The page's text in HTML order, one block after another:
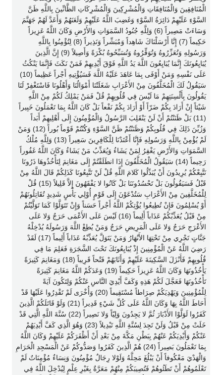
الْمُنَافِقِينَ وَالْمُنَافِقَاتِ وَالْمُشْرِكِينَ وَالْمُشْرِكَاتِ الظَّانِّينَ بِاللَّهِ ظَنَّ
السَّوْءِ عَلَيْهِمْ دَائِرَةُ السَّوْءِ وَغَضِبَ اللَّهُ عَلَيْهِمْ وَلَعَنَهُمْ وَأَعَدَّ لَهُمْ جَهَنَّمَ
وَسَاءَتْ مَصِيراً (6) وَلِلَّهِ جُنُودُ السَّمَوَاتِ وَالأَرْضِ وَكَانَ اللَّهُ عَزِيزاً
حَكِيماً (7) إِنَّا أَرْسَلْنَاكَ شَاهِداً وَمُبَشِّراً وَنَذِيراً (8) لِتُؤْمِنُوا بِاللَّهِ
وَرَسُولِهِ وَتُعَزِّرُوهُ وَتُوَقِّرُوهُ وَتُسَبِّحُوهُ بُكْرَةً وَأَصِيلاً (9) إِنَّ الَّذِينَ
يُبَايِعُونَكَ إِنَّمَا يُبَايِعُونَ اللَّهَ يَدُ اللَّهِ فَوْقَ أَيْدِيهِمْ فَمَنْ نَكَثَ فَإِنَّمَا يَنْكُثُ
عَلَى نَفْسِهِ وَمَنْ أَوْفَى بِمَا عَاهَدَ عَلَيْهُ اللَّهَ فَسَيُؤْتِيهِ أَجْراً عَظِيماً (10)
سَيَقُولُ لَكَ الْمُخَلَّفُونَ مِنْ الأَعْرَابِ شَغَلَتْنَا أَمْوَالُنَا وَأَهْلُونَا فَاسْتَغْفِرْ لَنَا
يَقُولُونَ بِأَلْسِنَتِهِمْ مَا لَيْسَ فِي قُلُوبِهِمْ قُلْ فَمَنْ يَمْلِكُ لَكُمْ مِنْ اللَّهِ
شَيْئاً إِنْ أَرَادَ بِكُمْ ضَرّاً أَوْ أَرَادَ بِكُمْ نَفْعاً بَلْ كَانَ اللَّهُ بِمَا تَعْمَلُونَ خَبِيراً
(11) بَلْ ظَنَنْتُمْ أَنْ لَنْ يَنْقَلِبَ الرَّسُولُ وَالْمُؤْمِنُونَ إِلَى أَهْلِيهِمْ أَبَداً
وَزُيِّنَ ذَلِكَ فِي قُلُوبِكُمْ وَظَنَنْتُمْ ظَنَّ السَّوْءِ وَكُنْتُمْ قَوْماً بُوراً (12) وَمَنْ
لَمْ يُؤْمِنْ بِاللَّهِ وَرَسُولِهِ فَإِنَّا أَعْتَدْنَا لِلْكَافِرِينَ سَعِيراً (13) وَلِلَّهِ مُلْكُ
السَّمَوَاتِ وَالأَرْضِ يَغْفِرُ لِمَنْ يَشَاءُ وَيُعَذِّبُ مَنْ يَشَاءُ وَكَانَ اللَّهُ غَفُوراً
رَحِيماً (14) سَيَقُولُ الْمُخَلَّفُونَ إِذَا انطَلَقْتُمْ إِلَى مَغَانِمَ لِتَأْخُذُوهَا ذَرُونَا
نَتَّبِعْكُمْ يُرِيدُونَ أَنْ يُبَدِّلُوا كَلامَ اللَّهِ قُلْ لَنْ تَتَّبِعُونَا كَذَلِكُمْ قَالَ اللَّهُ مِنْ
قَبْلُ فَسَيَقُولُونَ بَلْ تَحْسُدُونَنَا بَلْ كَانُوا لا يَفْقَهُونَ إِلاَّ قَلِيلاً (15) قُلْ
لِلْمُخَلَّفِينَ مِنْ الأَعْرَابِ سَتُدْعَوْنَ إِلَى قَوْمٍ أُوْلِي بَأْسٍ شَدِيدٍ تُقَاتِلُونَهُمْ
أَوْ يُسْلِمُونَ فَإِنْ تُطِيعُوا يُؤْتِكُمْ اللَّهُ أَجْراً حَسَناً وَإِنْ تَتَوَلَّوْا كَمَا تَوَلَّيْتُمْ
مِنْ قَبْلُ يُعَذِّبْكُمْ عَذَاباً أَلِيماً (16) لَيْسَ عَلَى الأَعْمَى حَرَجٌ وَلا عَلَى
الأَعْرَجِ حَرَجٌ وَلا عَلَى الْمَرِيضِ حَرَجٌ وَمَنْ يُطِعْ اللَّهَ وَرَسُولَهُ يُدْخِلْهُ
جَنَّاتٍ تَجْرِي مِنْ تَحْتِهَا الأَنْهَارُ وَمَنْ يَتَوَلَّ يُعَذِّبْهُ عَذَاباً أَلِيماً (17) لَقَدْ
رَضِيَ اللَّهُ عَنْ الْمُؤْمِنِينَ إِذْ يُبَايِعُونَكَ تَحْتَ الشَّجَرَةِ فَعَلِمَ مَا فِي
قُلُوبِهِمْ فَأَنْزَلَ السَّكِينَةَ عَلَيْهِمْ وَأَثَابَهُمْ فَتْحاً قَرِيباً (18) وَمَغَانِمَ كَثِيرَةً
يَأْخُذُونَهَا وَكَانَ اللَّهُ عَزِيزاً حَكِيماً (19) وَعَدَكُمْ اللَّهُ مَغَانِمَ كَثِيرَةً
تَأْخُذُونَهَا فَعَجَّلَ لَكُمْ هَذِهِ وَكَفَّ أَيْدِيَ النَّاسِ عَنْكُمْ وَلِتَكُونَ آيَةً
لِلْمُؤْمِنِينَ وَيَهْدِيَكُمْ صِرَاطاً مُسْتَقِيماً (20) وَأُخْرَى لَمْ تَقْدِرُوا عَلَيْهَا قَدْ
أَحَاطَ اللَّهُ بِهَا وَكَانَ اللَّهُ عَلَى كُلِّ شَيْءٍ قَدِيراً (21) وَلَوْ قَاتَلَكُمْ الَّذِينَ
كَفَرُوا لَوَلَّوْا الأَدْبَارَ ثُمَّ لا يَجِدُونَ وَلِيّاً وَلا نَصِيراً (22) سُنَّةَ اللَّهِ الَّتِي قَدْ
خَلَتْ مِنْ قَبْلُ وَلَنْ تَجِدَ لِسُنَّةِ اللَّهِ تَبْدِيلاً (23) وَهُوَ الَّذِي كَفَّ أَيْدِيَهُمْ
عَنْكُمْ وَأَيْدِيَكُمْ عَنْهُمْ بِبَطْنِ مَكَّةَ مِنْ بَعْدِ أَنْ أَظْفَرَكُمْ عَلَيْهِمْ وَكَانَ اللَّهُ
بِمَا تَعْمَلُونَ بَصِيراً (24) هُمْ الَّذِينَ كَفَرُوا وَصَدُّوكُمْ عَنْ الْمَسْجِدِ الْحَرَامِ
وَالْهَدْيَ مَعْكُوفاً أَنْ يَبْلُغَ مَحِلَّهُ وَلَوْلا رِجَالٌ مُؤْمِنُونَ وَنِسَاءٌ مُؤْمِنَاتٌ لَمْ
تَعْلَمُوهُمْ أَنْ تَطَئُوهُمْ فَتُصِيبَكُمْ مِنْهُمْ مَعَرَّةٌ بِغَيْرِ عِلْمٍ لِيُدْخِلَ اللَّهُ فِي